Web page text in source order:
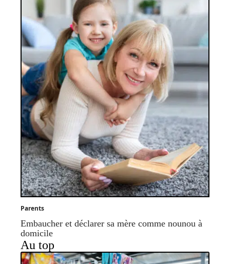
Parents
Embaucher et déclarer sa mère comme nounou à
domicile
Au top